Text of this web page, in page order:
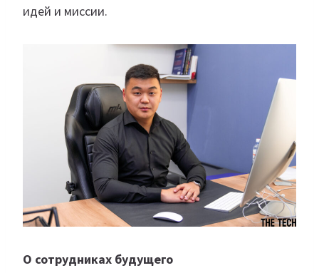
идей и миссии.
О сотрудниках будущего